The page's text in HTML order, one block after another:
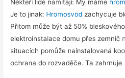
Někteří lidé namítají: My máme
Je to jinak: Hromosvod zachycuje
Přitom může být až 50%
elektroinstalace domu přes zemnič
situacích pomůže nainstalovaná
ochrana do rozvaděče. Ta zahrnuje